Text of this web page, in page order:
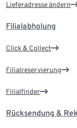
Lieferadresse ändern
Filialabholung
Click & Collect
Filialreservierung
Filialfinder
Rücksendung &